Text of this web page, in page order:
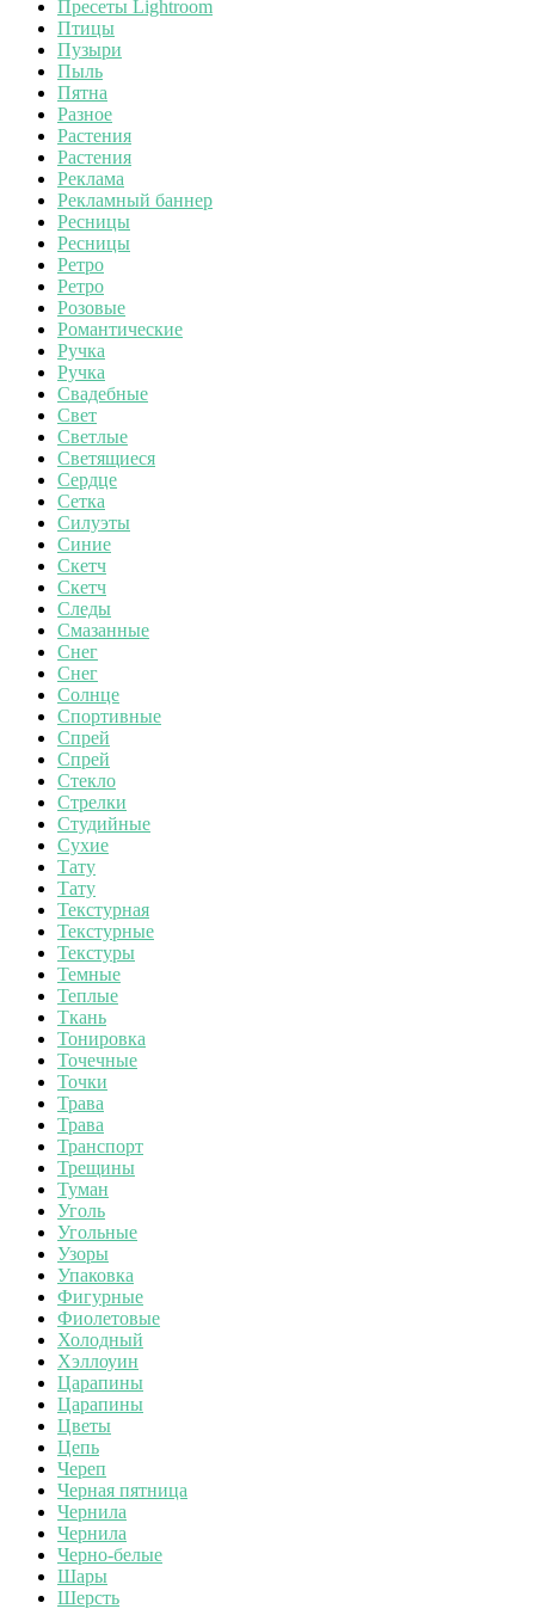
Пресеты Lightroom
Птицы
Пузыри
Пыль
Пятна
Разное
Растения
Растения
Реклама
Рекламный баннер
Ресницы
Ресницы
Ретро
Ретро
Розовые
Романтические
Ручка
Ручка
Свадебные
Свет
Светлые
Светящиеся
Сердце
Сетка
Силуэты
Синие
Скетч
Скетч
Следы
Смазанные
Снег
Снег
Солнце
Спортивные
Спрей
Спрей
Стекло
Стрелки
Студийные
Сухие
Тату
Тату
Текстурная
Текстурные
Текстуры
Темные
Теплые
Ткань
Тонировка
Точечные
Точки
Трава
Трава
Транспорт
Трещины
Туман
Уголь
Угольные
Узоры
Упаковка
Фигурные
Фиолетовые
Холодный
Хэллоуин
Царапины
Царапины
Цветы
Цепь
Череп
Черная пятница
Чернила
Чернила
Черно-белые
Шары
Шерсть